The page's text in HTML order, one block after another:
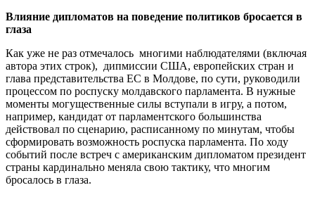
Влияние дипломатов на поведение политиков бросается в
глаза
Как уже не раз отмечалось многими наблюдателями (включая
автора этих строк), дипмиссии США, европейских стран и
глава представительства ЕС в Молдове, по сути, руководили
процессом по роспуску молдавского парламента. В нужные
моменты могущественные силы вступали в игру, а потом,
например, кандидат от парламентского большинства
действовал по сценарию, расписанному по минутам, чтобы
сформировать возможность роспуска парламента. По ходу
событий после встреч с американским дипломатом президент
страны кардинально меняла свою тактику, что многим
бросалось в глаза.